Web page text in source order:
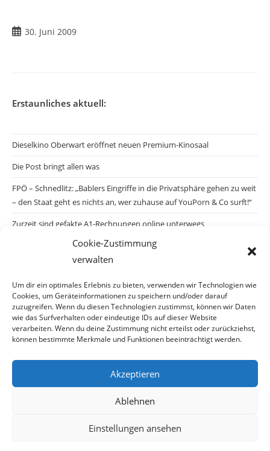
Cookie-Zustimmung
verwalten
Um dir ein optimales Erlebnis zu bieten, verwenden wir Technologien wie
Cookies, um Geräteinformationen zu speichern und/oder darauf
zuzugreifen. Wenn du diesen Technologien zustimmst, können wir Daten
wie das Surfverhalten oder eindeutige IDs auf dieser Website
verarbeiten. Wenn du deine Zustimmung nicht erteilst oder zurückziehst,
können bestimmte Merkmale und Funktionen beeinträchtigt werden.
Akzeptieren
Ablehnen
Einstellungen ansehen
Beitrag
30. Juni 2009
Erstaunliches aktuell:
Dieselkino Oberwart eröffnet neuen Premium-Kinosaal
Die Post bringt allen was
FPÖ – Schnedlitz: „Bablers Eingriffe in die Privatsphäre gehen zu weit
– den Staat geht es nichts an, wer zuhause auf YouPorn & Co surft!“
Zurzeit sind gefakte A1-Rechnungen online unterwegs
Salzburgs Juden und ihre Sicherheit: „Erst nach einem Anschlag wäre
die Gefahr endlich konkret!“
Biologisches Wunder in Ceuta
Ein vermeintliches Abschiebemärchen
Archiv